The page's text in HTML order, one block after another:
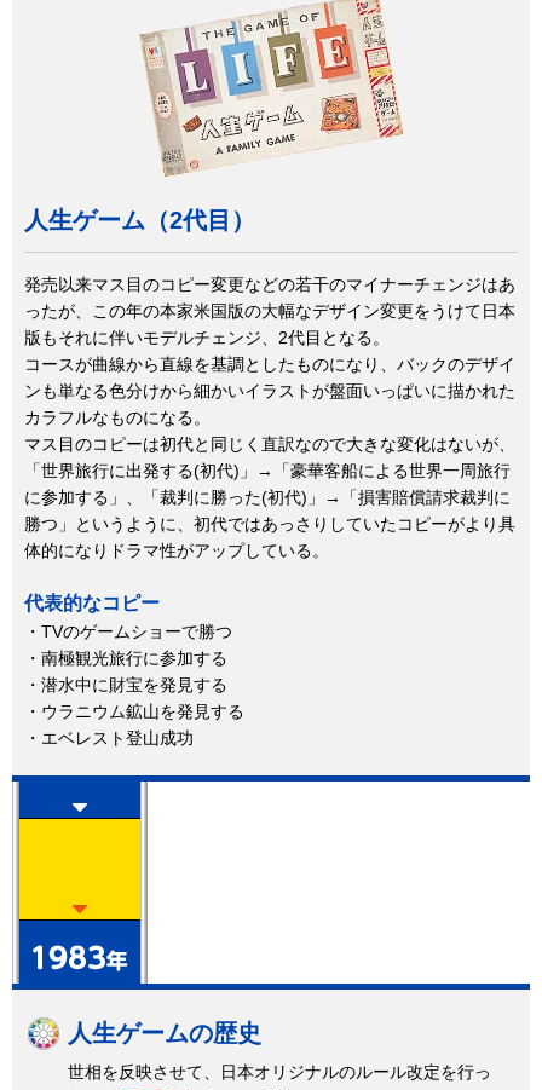
人生ゲーム（2代目）
発売以来マス目のコピー変更などの若干のマイナーチェンジはあ
ったが、この年の本家米国版の大幅なデザイン変更をうけて日本
版もそれに伴いモデルチェンジ、2代目となる。
コースが曲線から直線を基調としたものになり、バックのデザイ
ンも単なる色分けから細かいイラストが盤面いっぱいに描かれた
カラフルなものになる。
マス目のコピーは初代と同じく直訳なので大きな変化はないが、
「世界旅行に出発する(初代)」→「豪華客船による世界一周旅行
に参加する」、「裁判に勝った(初代)」→「損害賠償請求裁判に
勝つ」というように、初代ではあっさりしていたコピーがより具
体的になりドラマ性がアップしている。
代表的なコピー
・TVのゲームショーで勝つ
・南極観光旅行に参加する
・潜水中に財宝を発見する
・ウラニウム鉱山を発見する
・エベレスト登山成功
人生ゲームの歴史
世相を反映させて、日本オリジナルのルール改定を行っ